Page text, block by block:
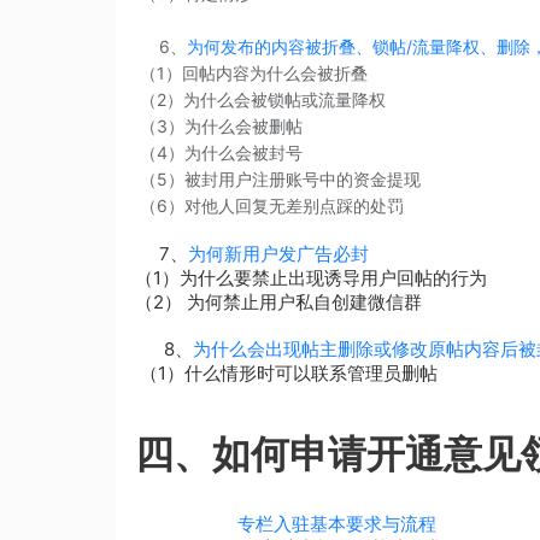
6、 为何发布的内容被折叠、锁帖/流量降权、删除
（1）回帖内容为什么会被折叠
（2）为什么会被锁帖或流量降权
（3）为什么会被删帖
（4）为什么会被封号
（5）被封用户注册账号中的资金提现
（6）对他人回复无差别点踩的处罚
7、 为何新用户发广告必封
（1）为什么要禁止出现诱导用户回帖的行为
（2） 为何禁止用户私自创建微信群
8、 为什么会出现帖主删除或修改原帖内容后
（1）什么情形时可以联系管理员删帖
四、 如何申请开通意见
专栏入驻基本要求与流程